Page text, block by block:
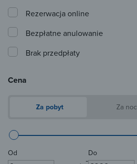
Rezerwacja online
Bezpłatne anulowanie
Brak przedpłaty
Cena
Za pobyt Za noc
Od
-
Do